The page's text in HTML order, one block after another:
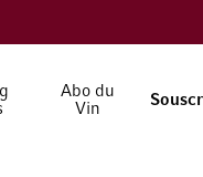
Abo du
Vin